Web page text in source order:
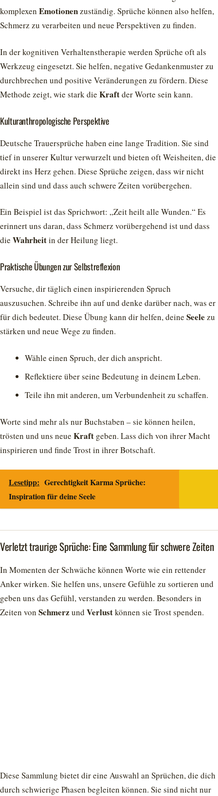
komplexen Emotionenzuständig. Sprüche können also helfen,
Schmerz zu verarbeiten und neue Perspektiven zu finden.
In der kognitiven Verhaltenstherapie werden Sprüche oft als
Werkzeug eingesetzt. Sie helfen, negative Gedankenmuster zu
durchbrechen und positive Veränderungen zu fördern. Diese
Methode zeigt, wie stark die Kraftder Worte sein kann.
Kulturanthropologische Perspektive
Deutsche Trauersprüche haben eine lange Tradition. Sie sind
tief in unserer Kultur verwurzelt und bieten oft Weisheiten, die
direkt ins Herz gehen. Diese Sprüche zeigen, dass wir nicht
allein sind und dass auch schwere Zeiten vorübergehen.
Ein Beispiel ist das Sprichwort: „Zeit heilt alle Wunden.“ Es
erinnert uns daran, dass Schmerz vorübergehend ist und dass
die Wahrheitin der Heilung liegt.
Praktische Übungen zur Selbstreflexion
Versuche, dir täglich einen inspirierenden Spruch
auszusuchen. Schreibe ihn auf und denke darüber nach, was er
für dich bedeutet. Diese Übung kann dir helfen, deine Seele zu
stärken und neue Wege zu finden.
Wähle einen Spruch, der dich anspricht.
Reflektiere über seine Bedeutung in deinem Leben.
Teile ihn mit anderen, um Verbundenheit zu schaffen.
Worte sind mehr als nur Buchstaben – sie können heilen,
trösten und uns neue Kraft geben. Lass dich von ihrer Macht
inspirieren und finde Trost in ihrer Botschaft.
Lesetipp: Gerechtigkeit Karma Sprüche:
Inspiration für deine Seele
Verletzt traurige Sprüche: Eine Sammlung für schwere Zeiten
In Momenten der Schwäche können Worte wie ein rettender
Anker wirken. Sie helfen uns, unsere Gefühle zu sortieren und
geben uns das Gefühl, verstanden zu werden. Besonders in
Zeiten von Schmerz und Verlustkönnen sie Trost spenden.
Diese Sammlung bietet dir eine Auswahl an Sprüchen, die dich
durch schwierige Phasen begleiten können. Sie sind nicht nur